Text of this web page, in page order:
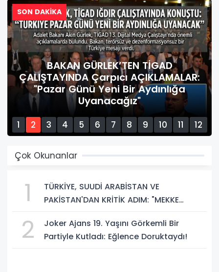
SON DAKİKA
BAKAN GÜRLEK’TEN TİGAD
ÇALIŞTAYINDA Çarpıcı AÇIKLAMALAR:
"Pazar Günü Yeni Bir Aydınlığa
Uyanacağız"
1 2 3 4 5 6 7 8 9 10 11
12
Çok Okunanlar
1
TÜRKİYE, SUUDİ ARABİSTAN VE
PAKİSTAN'DAN KRİTİK ADIM: "MEKKE
2
Joker Ajans 19. Yaşını Görkemli Bir
Partiyle Kutladı: Eğlence Doruktaydı!